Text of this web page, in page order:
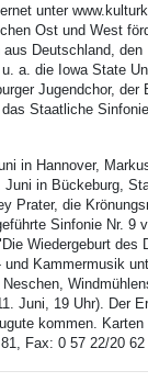
unter
Ost und West
Deutschland, den
a. die Iowa State
Jugendchor, der
Staatliche
in Hannover,
in Bückeburg,
Prater, die
Sinfonie Nr. 9
Wiedergeburt des
Kammermusik
Juni, 19 Uhr). Der
kommen.
Fax: 0 57 22/20